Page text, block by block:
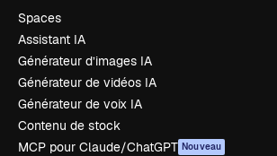
Spaces
Assistant IA
Générateur d’images IA
Générateur de vidéos IA
Générateur de voix IA
Contenu de stock
MCP pour Claude/ChatGPT Nouveau